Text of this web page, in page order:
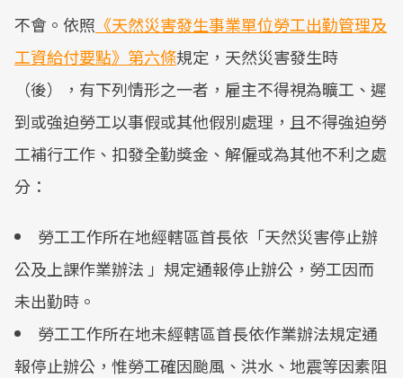
不會。依照 《天然災害發生事業單位勞工出勤管理及
工資給付要點》第六條規定，天然災害發生時
（後），有下列情形之一者，雇主不得視為曠工、遲
到或強迫勞工以事假或其他假別處理，且不得強迫勞
工補行工作、扣發全勤獎金、解僱或為其他不利之處
分：
勞工工作所在地經轄區首長依「天然災害停止辦
公及上課作業辦法 」規定通報停止辦公，勞工因而
未出勤時。
勞工工作所在地未經轄區首長依作業辦法規定通
報停止辦公，惟勞工確因颱風、洪水、地震等因素阻